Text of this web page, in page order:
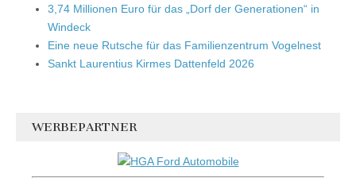
3,74 Millionen Euro für das „Dorf der Generationen“ in
Windeck
Eine neue Rutsche für das Familienzentrum Vogelnest
Sankt Laurentius Kirmes Dattenfeld 2026
WERBEPARTNER